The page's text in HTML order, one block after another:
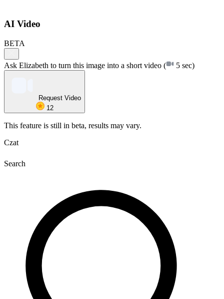
AI Video
BETA
Ask Elizabeth to turn this image into a short video ( 5 sec)
Request Video
12
This feature is still in beta, results may vary.
Czat
Search